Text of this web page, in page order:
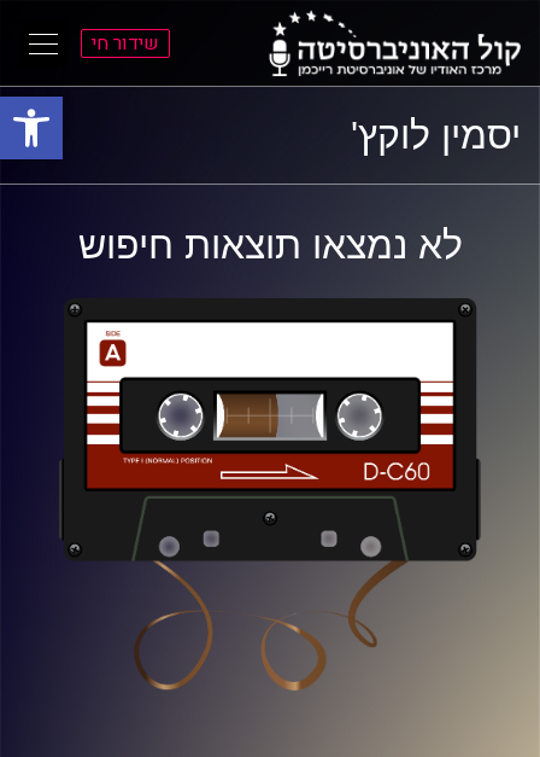
פתח
התפריט
הראשי
התוכן
הראשי
שידור חי
יסמין לוקץ'
לא נמצאו תוצאות חיפוש